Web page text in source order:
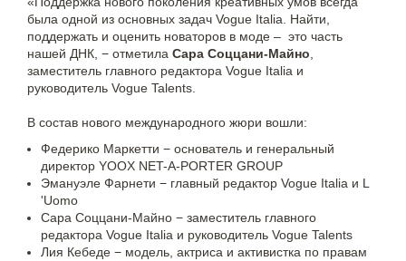
была одной из основных задач Vogue Italia. Найти,
поддержать и оценить новаторов в моде – это часть
нашей ДНК, − отметила Сара Соццани-Майно,
заместитель главного редактора Vogue Italia и
руководитель Vogue Talents.
В состав нового международного жюри вошли:
Федерико Маркетти − основатель и генеральный
директор YOOX NET-A-PORTER GROUP
Эмануэле Фарнети − главный редактор Vogue Italia и L
'Uomo
Сара Соццани-Майно − заместитель главного
редактора Vogue Italia и руководитель Vogue Talents
Лия Кебеде − модель, актриса и активистка по правам